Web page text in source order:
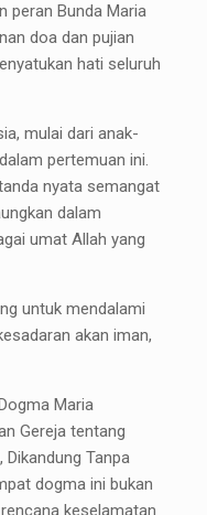
peran Bunda Maria
doa dan pujian
hati seluruh
mulai dari anak-
pertemuan ini.
nyata semangat
dalam
umat Allah yang
untuk mendalami
akan iman,
Maria
Gereja tentang
Dikandung Tanpa
dogma ini bukan
keselamatan